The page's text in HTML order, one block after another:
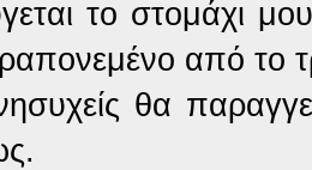
το στομάχι
από το
θα